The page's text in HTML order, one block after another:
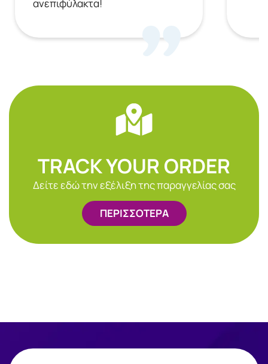
ανεπιφύλακτα!
TRACK YOUR ORDER
Δείτε εδώ την εξέλιξη της παραγγελίας σας
ΠΕΡΙΣΣΟΤΕΡΑ